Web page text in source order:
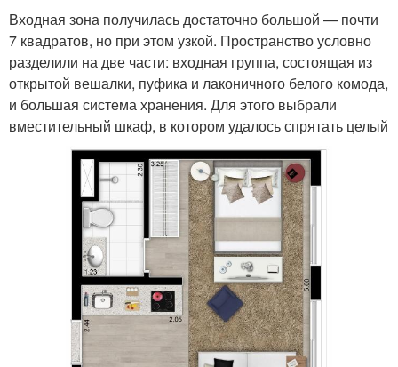
Входная зона получилась достаточно большой — почти
7 квадратов, но при этом узкой. Пространство условно
разделили на две части: входная группа, состоящая из
открытой вешалки, пуфика и лаконичного белого комода,
и большая система хранения. Для этого выбрали
вместительный шкаф, в котором удалось спрятать целый